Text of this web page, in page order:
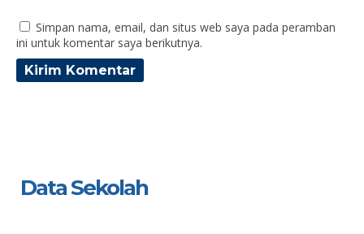
Simpan nama, email, dan situs web saya pada peramban
ini untuk komentar saya berikutnya.
Data Sekolah